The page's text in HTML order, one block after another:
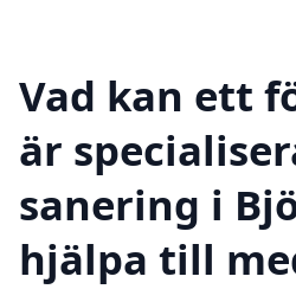
Vad kan ett
är
sanering i
hjälpa till